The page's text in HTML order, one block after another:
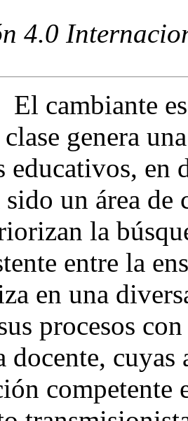
4.0
El cambiante
genera
educativos, en
sido un área
la
entre la
en una
procesos
docente,
competente